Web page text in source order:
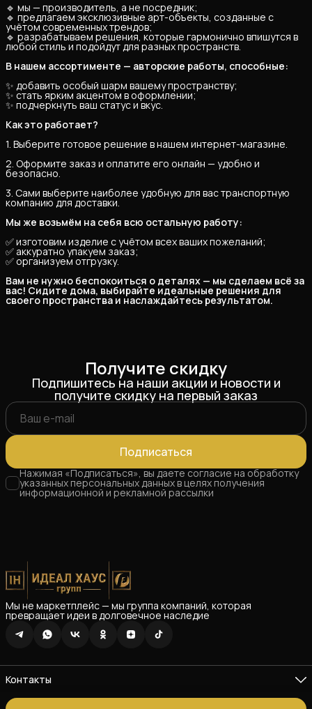
🔹 мы — производитель, а не посредник;
🔹 предлагаем эксклюзивные арт-объекты, созданные с
учётом современных трендов;
🔹 разрабатываем решения, которые гармонично впишутся в
любой стиль и подойдут для разных пространств.
В нашем ассортименте — авторские работы, способные:
✨ добавить особый шарм вашему пространству;
✨ стать ярким акцентом в оформлении;
✨ подчеркнуть ваш статус и вкус.
Как это работает?
1. Выберите готовое решение в нашем интернет-магазине.
2. Оформите заказ и оплатите его онлайн — удобно и
безопасно.
3. Сами выберите наиболее удобную для вас транспортную
компанию для доставки.
Мы же возьмём на себя всю остальную работу:
✅ изготовим изделие с учётом всех ваших пожеланий;
✅ аккуратно упакуем заказ;
✅ организуем отгрузку.
Вам не нужно беспокоиться о деталях — мы сделаем всё за
вас! Сидите дома, выбирайте идеальные решения для
своего пространства и наслаждайтесь результатом.
Получите скидку
Подпишитесь на наши акции и новости и
получите скидку на первый заказ
Подписаться
Нажимая «Подписаться», вы даете согласие на обработку
указанных персональных данных в целях получения
информационной и рекламной рассылки
Мы не маркетплейс — мы группа компаний, которая
превращает идеи в долговечное наследие
Контакты
Адрес